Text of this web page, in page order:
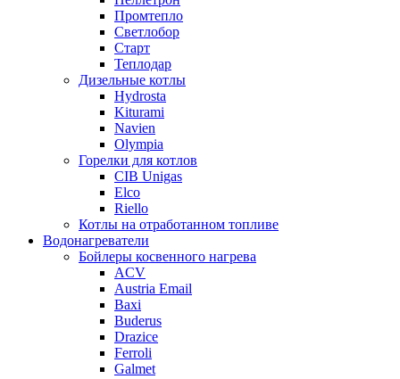
Промтепло
Светлобор
Старт
Теплодар
Дизельные котлы
Hydrosta
Kiturami
Navien
Olympia
Горелки для котлов
CIB Unigas
Elco
Riello
Котлы на отработанном топливе
Водонагреватели
Бойлеры косвенного нагрева
ACV
Austria Email
Baxi
Buderus
Drazice
Ferroli
Galmet